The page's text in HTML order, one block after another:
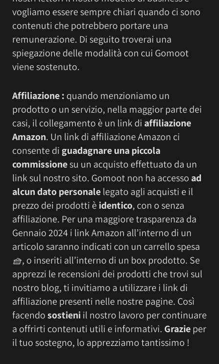
vogliamo essere sempre chiari quando ci sono
contenuti che potrebbero portare una
remunerazione. Di seguito troverai una
spiegazione delle modalità con cui Gomoot
viene sostenuto.
Affiliazione : quando menzioniamo un
prodotto o un servizio, nella maggior parte dei
casi, il collegamento è un link di affiliazione
Amazon. Un link di affiliazione Amazon ci
consente di guadagnare una piccola
commissionesu un acquisto effettuato da un
link sul nostro sito. Gomoot non ha accesso ad
alcun dato personalelegato agli acquisti e il
prezzo dei prodotti è identico, con o senza
affiliazione. Per una maggiore trasparenza da
Gennaio 2024 i link Amazon all’interno di un
articolo saranno indicati con un carrello spesa
🧺, o inseriti all’interno di un box prodotto. Se
apprezzi le recensioni dei prodotti che trovi sul
nostro blog, ti invitiamo a utilizzare i link di
affiliazione presenti nelle nostre pagine. Così
facendosostieniil nostro lavoro per continuare
a offrirti contenuti utili e informativi. Grazieper
il tuo sostegno, lo apprezziamo tantissimo !